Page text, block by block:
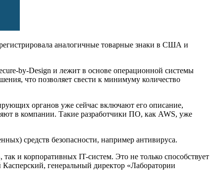
аналогичные товарные знаки в США и
by-Design и лежит в основе операционной системы
что позволяет свести к минимуму количество
органов уже сейчас включают его описание,
в компании. Такие разработчики ПО, как AWS, уже
средств безопасности, например антивируса.
и корпоративных IT-систем. Это не только способствует
генеральный директор «Лаборатории